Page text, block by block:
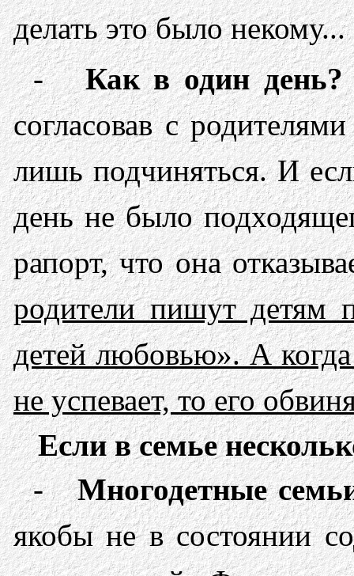
делать это было
-Как в один день?
согласовав с
лишь подчиняться. И
день не было
рапорт, что она
родители пи­шут детям
детей любовью». А
не успевает, то его
Если в семье
-Многодетные
якобы не в состоянии